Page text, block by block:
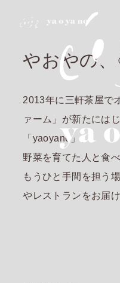
やおやの、
2013年に三軒茶屋で
ァーム」が新たには
「yaoyano」。
野菜を育てた人と食
もうひと手間を担う
やレストランをお届け